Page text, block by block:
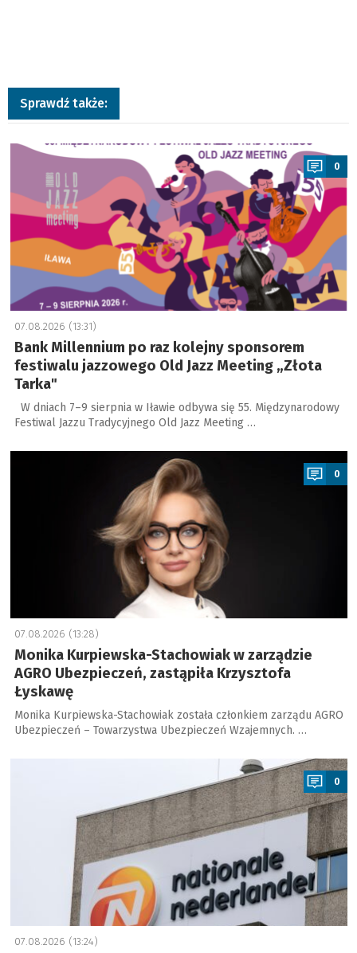
Sprawdź także:
a
0
07.08.2026 (13:31)
Bank Millennium po raz kolejny sponsorem
festiwalu jazzowego Old Jazz Meeting „Złota
Tarka"
W dniach 7–9 sierpnia w Iławie odbywa się 55. Międzynarodowy
Festiwal Jazzu Tradycyjnego Old Jazz Meeting …
a
0
07.08.2026 (13:28)
Monika Kurpiewska-Stachowiak w zarządzie
AGRO Ubezpieczeń, zastąpiła Krzysztofa
Łyskawę
Monika Kurpiewska-Stachowiak została członkiem zarządu AGRO
Ubezpieczeń – Towarzystwa Ubezpieczeń Wzajemnych. …
0
07.08.2026 (13:24)